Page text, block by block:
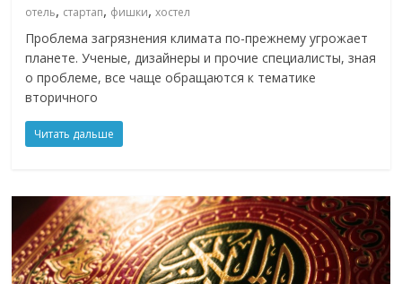
отель, стартап, фишки,хостел
Проблема загрязнения климата по-прежнему угрожает
планете. Ученые, дизайнеры и прочие специалисты, зная
о проблеме, все чаще обращаются к тематике
вторичного
Читать дальше